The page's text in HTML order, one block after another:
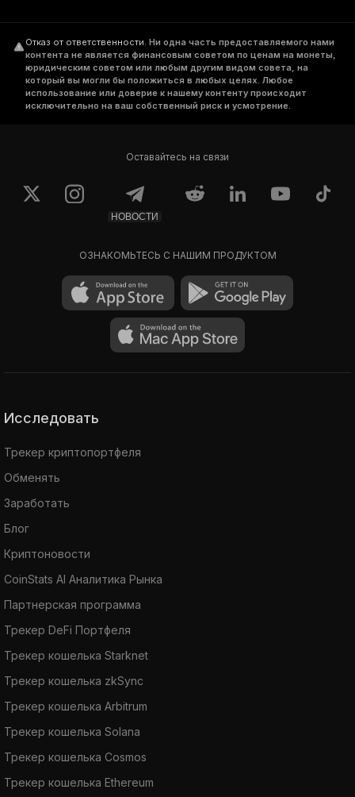
Отказ от ответственности. Ни одна часть предоставляемого нами
контента не является финансовым советом по ценам на монеты,
юридическим советом или любым другим видом совета, на
который вы могли бы положиться в любых целях. Любое
использование или доверие к нашему контенту происходит
исключительно на ваш собственный риск и усмотрение.
Оставайтесь на связи
НОВОСТИ
ОЗНАКОМЬТЕСЬ С НАШИМ ПРОДУКТОМ
Исследовать
Трекер криптопортфеля
Обменять
Заработать
Блог
Криптоновости
CoinStats AI Аналитика Рынка
Партнерская программа
Трекер DeFi Портфеля
Трекер кошелька Starknet
Трекер кошелька zkSync
Трекер кошелька Arbitrum
Трекер кошелька Solana
Трекер кошелька Cosmos
Трекер кошелька Ethereum